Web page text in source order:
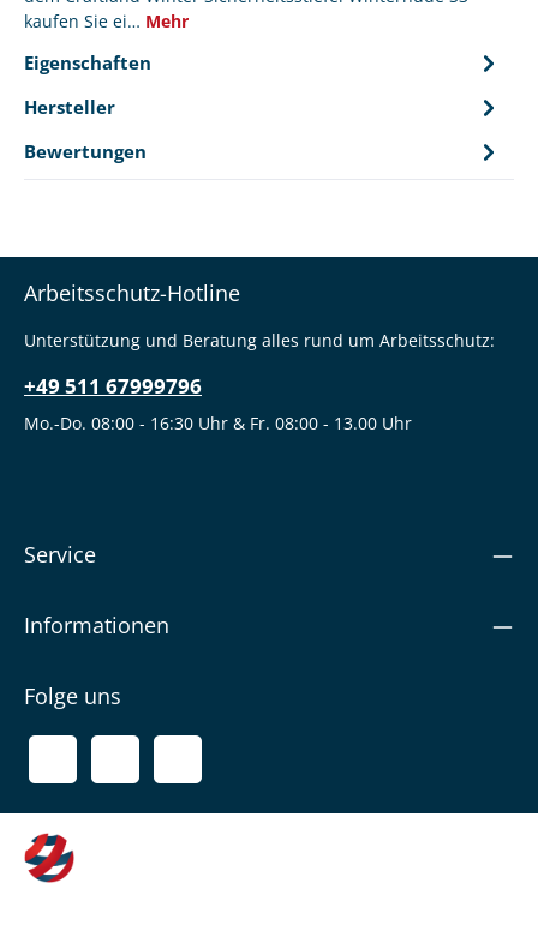
kaufen Sie ei… Mehr
Eigenschaften
Hersteller
Bewertungen
Arbeitsschutz-Hotline
Unterstützung und Beratung alles rund um Arbeitsschutz:
+49 511 67999796
Mo.-Do. 08:00 - 16:30 Uhr & Fr. 08:00 - 13.00 Uhr
Service
Informationen
Folge uns